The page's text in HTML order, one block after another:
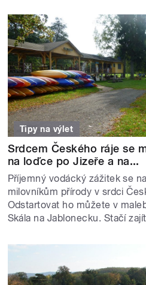
Tipy na výlet
Srdcem Českého ráje se
na loďce po Jizeře a na...
Příjemný vodácký zážitek se
milovníkům přírody v srdci
Odstartovat ho můžete v
Skála na Jablonecku. Stačí